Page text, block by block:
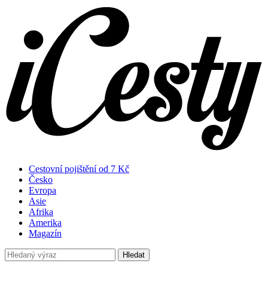
Cestovní pojištění od 7 Kč
Česko
Evropa
Asie
Afrika
Amerika
Magazín
Hledat